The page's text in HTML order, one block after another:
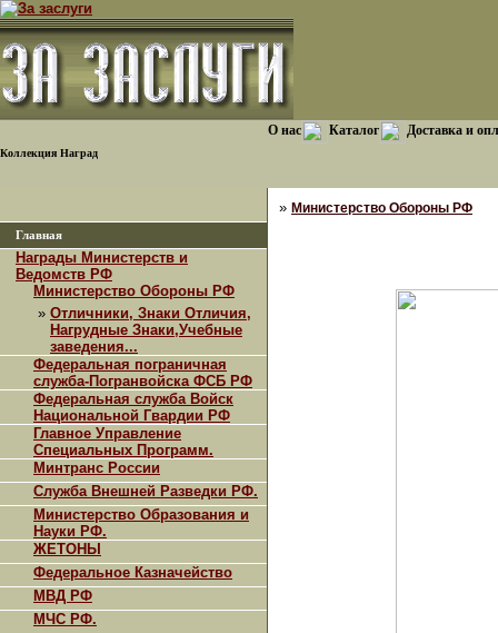
Коллекция Наград
О нас Каталог Доставка и
Главная
Награды Министерств и
Ведомств РФ
Министерство Обороны РФ
» Отличники, Знаки Отличия,
Нагрудные Знаки,Учебные
заведения...
Федеральная пограничная
служба-Погранвойска ФСБ РФ
Федеральная служба Войск
Национальной Гвардии РФ
Главное Управление
Специальных Программ.
Минтранс России
Служба Внешней Разведки РФ.
Министерство Образования и
Науки РФ.
ЖЕТОНЫ
Федеральное Казначейство
МВД РФ
МЧС РФ.
» Министерство Обороны РФ